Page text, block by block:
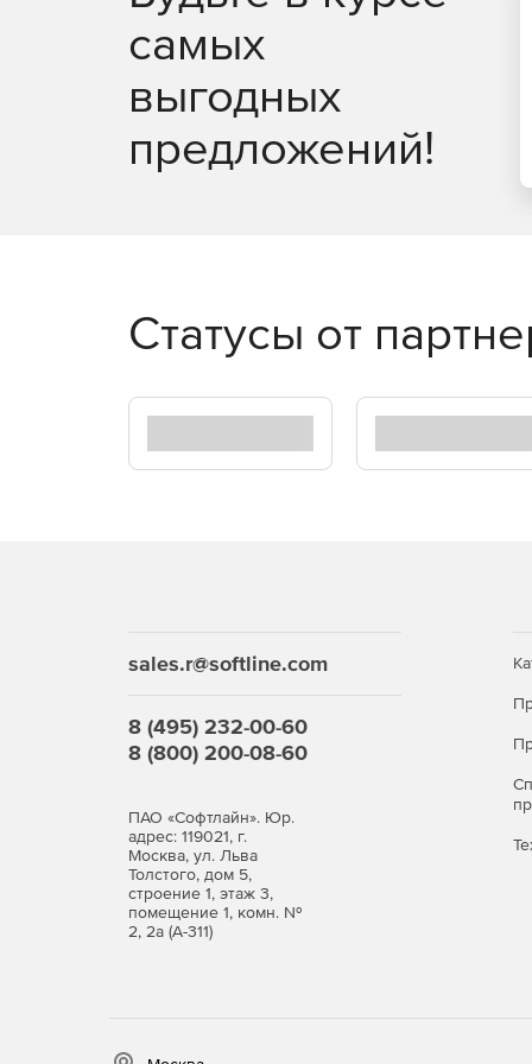
самых
выгодных
предложений!
Статусы от
sales.r@softline.com
8 (495) 232-00-60
8 (800) 200-08-60
ПАО «Софтлайн». Юр.
адрес: 119021, г.
Москва, ул. Льва
Толстого, дом 5,
строение 1, этаж 3,
помещение 1, комн. №
2, 2а (А-311)